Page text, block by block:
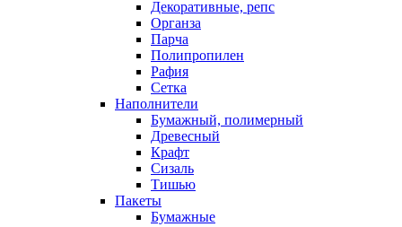
Декоративные, репс
Органза
Парча
Полипропилен
Рафия
Сетка
Наполнители
Бумажный, полимерный
Древесный
Крафт
Сизаль
Тишью
Пакеты
Бумажные